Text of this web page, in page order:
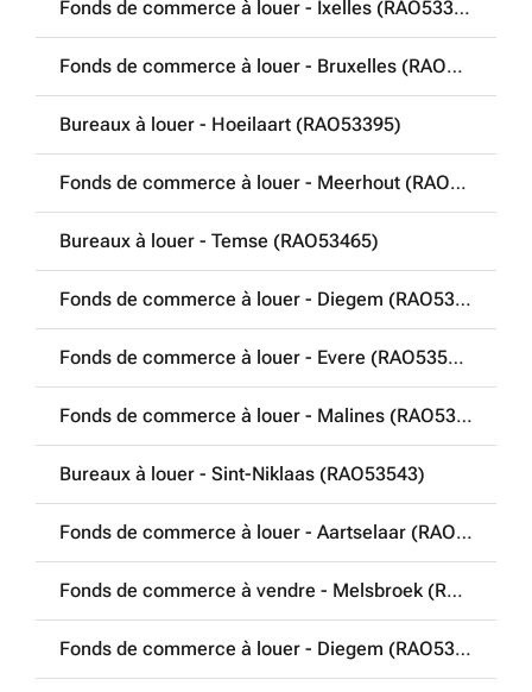
Fonds de commerce à louer - Ixelles (RAO53355)
Fonds de commerce à louer - Bruxelles (RAO53356)
Bureaux à louer - Hoeilaart (RAO53395)
Fonds de commerce à louer - Meerhout (RAO53399)
Bureaux à louer - Temse (RAO53465)
Fonds de commerce à louer - Diegem (RAO53496)
Fonds de commerce à louer - Evere (RAO53519)
Fonds de commerce à louer - Malines (RAO53540)
Bureaux à louer - Sint-Niklaas (RAO53543)
Fonds de commerce à louer - Aartselaar (RAO53564)
Fonds de commerce à vendre - Melsbroek (RAO53575)
Fonds de commerce à louer - Diegem (RAO53596)